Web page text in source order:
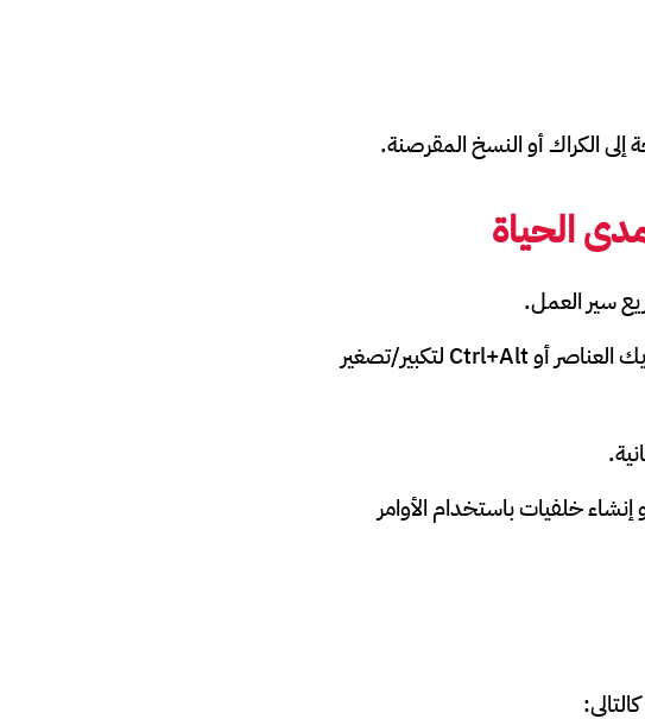
الحياة
سير العمل.
: تعلم اختصارات لوحة المفاتيح مثل Ctrl+T لتحريك العناصر أو Ctrl+Alt لتكبير/تصغير
خلفيات باستخدام الأوامر